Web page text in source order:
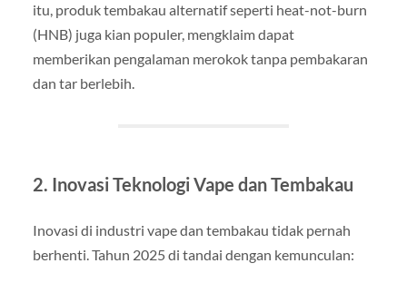
itu, produk tembakau alternatif seperti heat-not-burn
(HNB) juga kian populer, mengklaim dapat
memberikan pengalaman merokok tanpa pembakaran
dan tar berlebih.
2. Inovasi Teknologi Vape dan Tembakau
Inovasi di industri vape dan tembakau tidak pernah
berhenti. Tahun 2025 di tandai dengan kemunculan: